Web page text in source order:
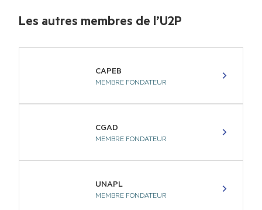
Les autres membres de l’U2P
CAPEB
MEMBRE FONDATEUR
CGAD
MEMBRE FONDATEUR
UNAPL
MEMBRE FONDATEUR